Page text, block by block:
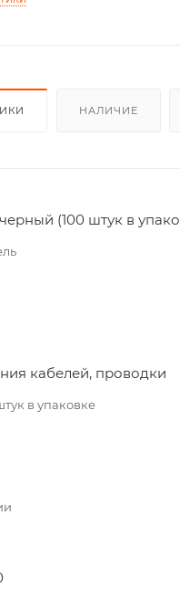
НАЛИЧИЕ
(100 штук в
кабелей, проводки
в упаковке